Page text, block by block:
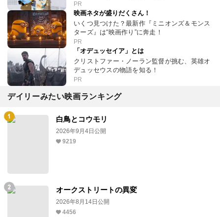
PR
映画ネタが盛りだくさん！
いくつ見つけた？最新作『ミニオンズ＆モンス
ターズ』は“映画作り”に奔走！
PR
「オデュッセイア」とは
クリストファー・ノーラン監督が挑む、英雄オ
デュッセウスの物語を知る！
PR
デイリーみたい映画ランキング
白鳥とコウモリ
2026年9月4日公開
9219
オークストリートの異変
2026年8月14日公開
4456